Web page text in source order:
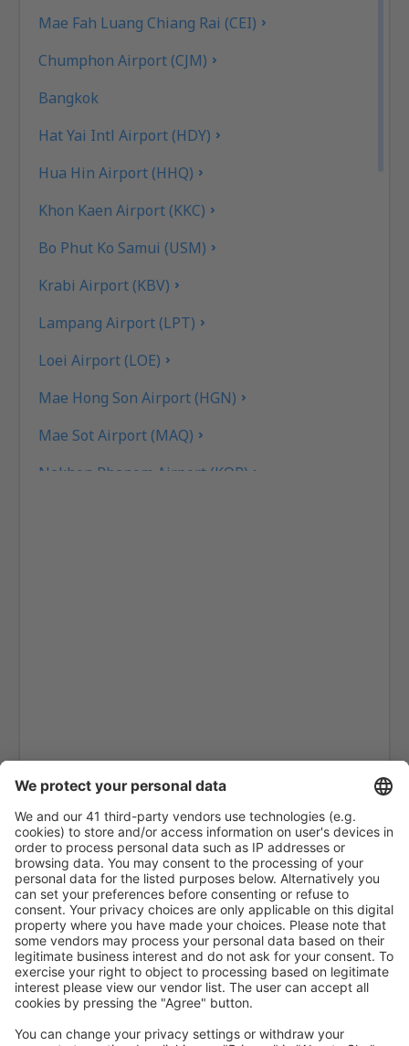
Mae Fah Luang Chiang Rai (CEI)
Chumphon Airport (CJM)
Bangkok
Hat Yai Intl Airport (HDY)
Hua Hin Airport (HHQ)
Khon Kaen Airport (KKC)
Bo Phut Ko Samui (USM)
Krabi Airport (KBV)
Lampang Airport (LPT)
Loei Airport (LOE)
Mae Hong Son Airport (HGN)
Mae Sot Airport (MAQ)
Nakhon Phanom Airport (KOP)
Sakon Nakhon Airport (SNO)
Sukhothai Airport (THS)
Surat Thani Airport (URT)
Bangkok
Trang Airport (TST)
Trat Airport (TDX)
Ubon Ratchathani Airport (UBP)